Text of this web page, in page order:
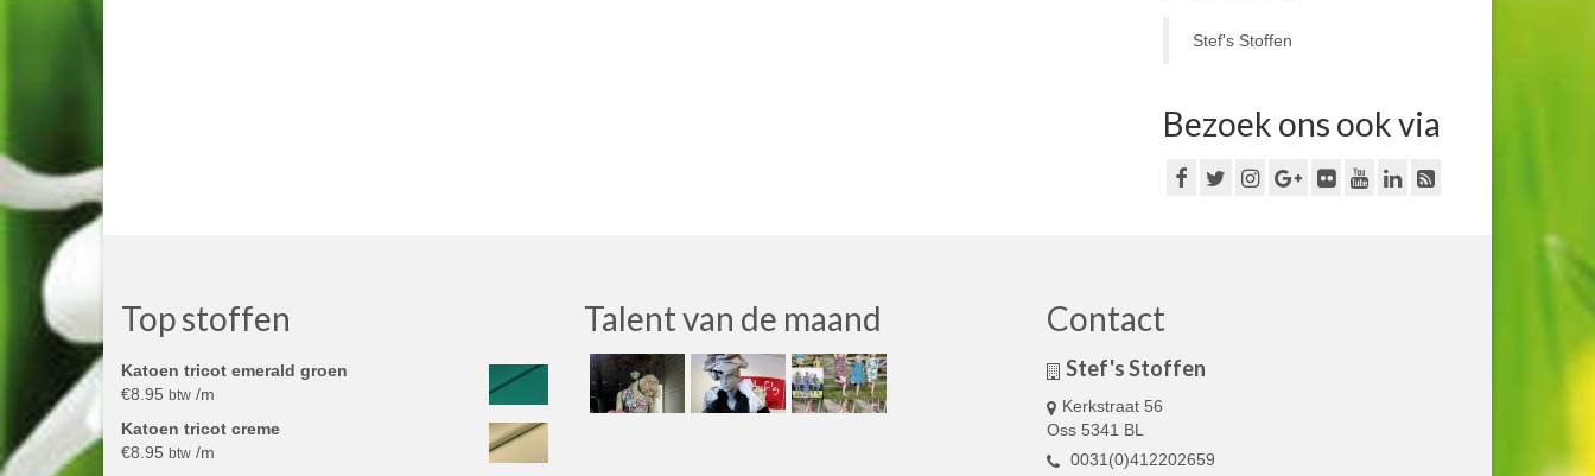
Stef's Stoffen
Bezoek ons ook via
Top stoffen
Katoen tricot emerald groen
€8.95 btw /m
Katoen tricot creme
€8.95 btw /m
Talent van de maand Contact
Stef's Stoffen
Kerkstraat 56
Oss 5341 BL
0031(0)412202659